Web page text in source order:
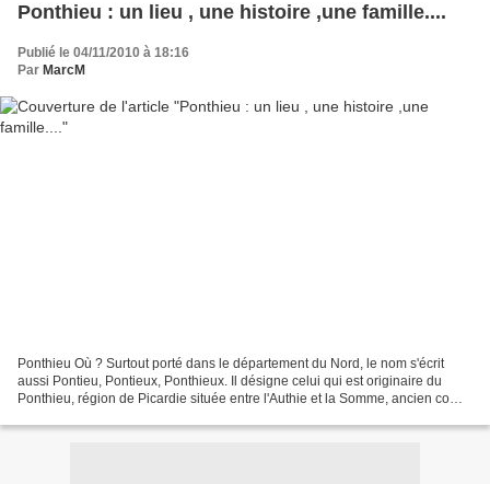
Ponthieu : un lieu , une histoire ,une famille....
Publié le 04/11/2010 à 18:16
Par MarcM
Ponthieu Où ? Surtout porté dans le département du Nord, le nom s'écrit
aussi Pontieu, Pontieux, Ponthieux. Il désigne celui qui est originaire du
Ponthieu, région de Picardie située entre l'Authie et la Somme, ancien comté